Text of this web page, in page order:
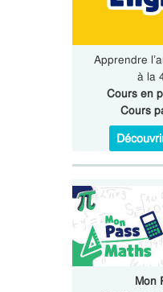
Apprendre
à la
Cours en
Cours
Mon